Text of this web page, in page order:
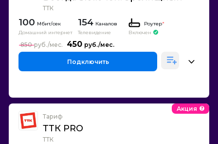
ТТК
100
Домашний интернет
154 Каналов
Телевидение
Роутер*
Включен
450
850
Подключить
Тариф
ТТК PRO
ТТК
Акция